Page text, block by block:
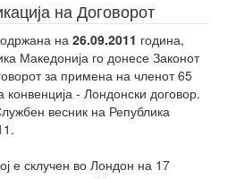
на Договорот
на 26.09.2011 година,
Македонија го донесе Законот
за примена на членот 65
конвенција - Лондонски договор.
весник на Република
е склучен во Лондон на 17